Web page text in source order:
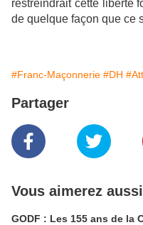
restreindrait cette liberté
de quelque façon que ce
#Franc-Maçonnerie #DH
Partager
Vous aimerez aussi
GODF : Les 155 ans de la